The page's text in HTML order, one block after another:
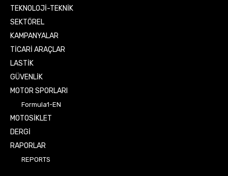
TEKNOLOJİ-TEKNİK
SEKTÖREL
KAMPANYALAR
TİCARİ ARAÇLAR
LASTİK
GÜVENLİK
MOTOR SPORLARI
Formula1-EN
MOTOSİKLET
DERGİ
RAPORLAR
REPORTS